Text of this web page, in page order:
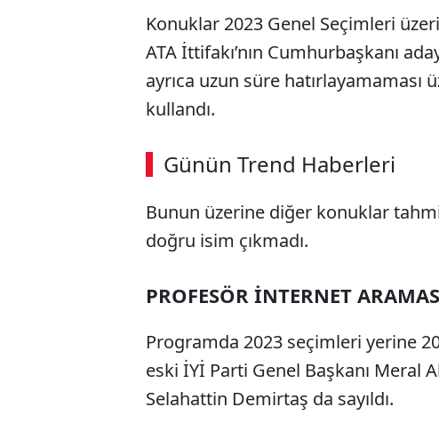
Konuklar 2023 Genel Seçimleri
ATA İttifakı’nın Cumhurbaşkanı
ayrıca uzun süre
kullandı.
Günün Trend Haberleri
00:02 / 08:15
Bunun üzerine diğer konuklar
doğru isim çıkmadı.
PROFESÖR İNTERNET
Programda 2023 seçimleri yerine
eski İYİ Parti Genel Başkanı Meral
Selahattin Demirtaş da sayıldı.